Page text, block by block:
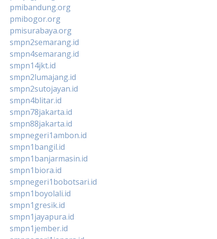
pmibandung.org
pmibogor.org
pmisurabaya.org
smpn2semarang.id
smpn4semarang.id
smpn14jkt.id
smpn2lumajang.id
smpn2sutojayan.id
smpn4blitar.id
smpn78jakarta.id
smpn88jakarta.id
smpnegeri1ambon.id
smpn1bangil.id
smpn1banjarmasin.id
smpn1biora.id
smpnegeri1bobotsari.id
smpn1boyolali.id
smpn1gresik.id
smpn1jayapura.id
smpn1jember.id